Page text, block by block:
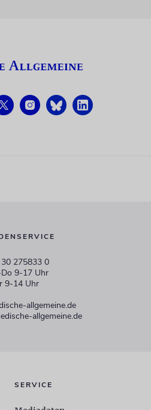
275833 0
9-17 Uhr
9-14 Uhr
allgemeine.de
allgemeine.de
SERVICE